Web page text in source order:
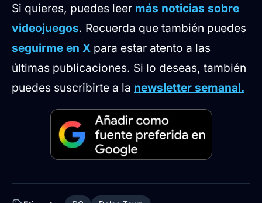
Si quieres, puedes leer más noticias sobre
videojuegos. Recuerda que también puedes
seguirme en X para estar atento a las
últimas publicaciones. Si lo deseas, también
puedes suscribirte a la newsletter semanal.